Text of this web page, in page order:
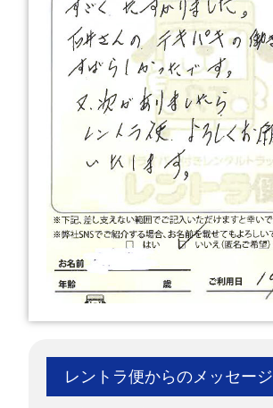
レントラ便からのメッセージ